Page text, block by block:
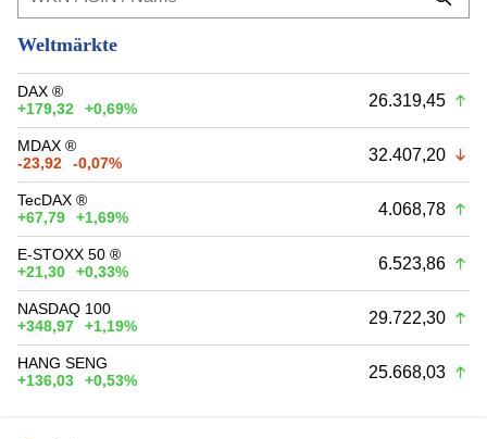
Weltmärkte
DAX ®
+179,32
+0,69% 26.319,45
MDAX ®
-23,92
-0,07% 32.407,20
TecDAX ®
+67,79
+1,69% 4.068,78
E-STOXX 50 ®
+21,30
+0,33% 6.523,86
NASDAQ 100
+348,97
+1,19% 29.722,30
HANG SENG
+136,03
+0,53% 25.668,03